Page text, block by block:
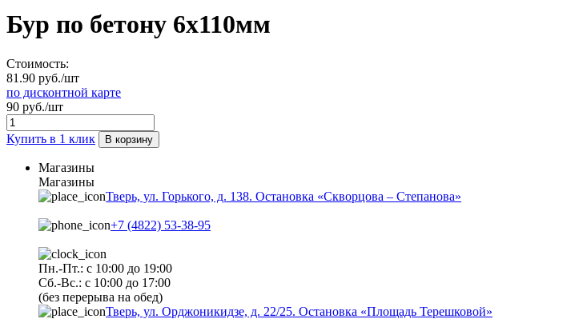
Бур по бетону 6х110мм
Стоимость:
81.90 руб./шт
по дисконтной карте
90 руб./шт
Купить в 1 клик В корзину
Магазины
Магазины
Тверь, ул. Горького, д. 138. Остановка «Скворцова – Степанова»
+7 (4822) 53-38-95
Пн.-Пт.: с 10:00 до 19:00
Сб.-Вс.: с 10:00 до 17:00
(без перерыва на обед)
Тверь, ул. Орджоникидзе, д. 22/25. Остановка «Площадь Терешковой»